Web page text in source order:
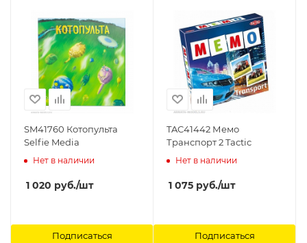
SM41760 Котопульта
Selfie Media
Нет в наличии
1 020 руб./шт
Подписаться
TAC41442 Мемо
Транспорт 2 Tactic
Нет в наличии
1 075 руб./шт
Подписаться